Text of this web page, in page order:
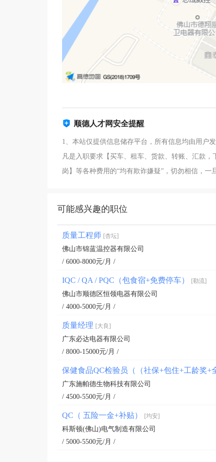
顺德人才网安全提醒
1、本站仅提供信息储存平台，所有信息均由用户
凡是入职要求【买车、租车、货款、转账、汇款
岗】等各种费用的“均有欺诈嫌疑”，切勿相信，一
可能感兴趣的职位
质量工程师 [杏坛]
佛山市锦蓝温控器有限公司
/ 6000-8000元/月 /
IQC / QA / PQC（包食宿+免费停车） [勒流]
佛山市顺德区恒领电器有限公司
/ 4000-5000元/月 /
质量经理 [大良]
广东必达电器有限公司
/ 8000-15000元/月 /
保健食品QC检验员（（社保+包住+工龄奖+
广东施帕德生物科技有限公司
/ 4500-5500元/月 /
QC（ 五险一金+补贴） [均安]
科斯顿(佛山)电气制造有限公司
/ 5000-5500元/月 /